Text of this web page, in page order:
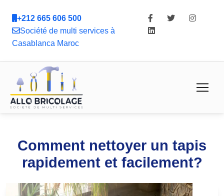
+212 665 606 500
Société de multi services à
Casablanca Maroc
Comment nettoyer un tapis
rapidement et facilement?